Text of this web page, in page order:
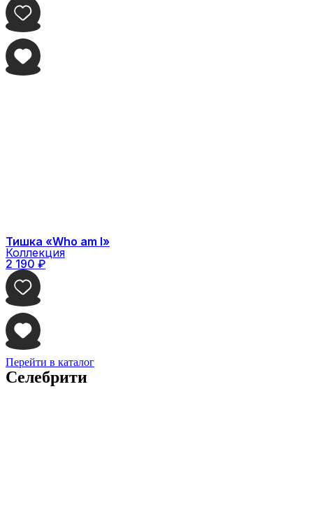
Тишка «Who am I»
Коллекция
2 190 ₽
Перейти в каталог
Селебрити